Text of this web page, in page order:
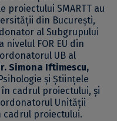
proiectului SMARTT au
din București,
al Subgrupului
FOR EU din
UB al
Simona Iftimescu,
și Științele
cadrul proiectului, și
Unității
cadrul proiectului.